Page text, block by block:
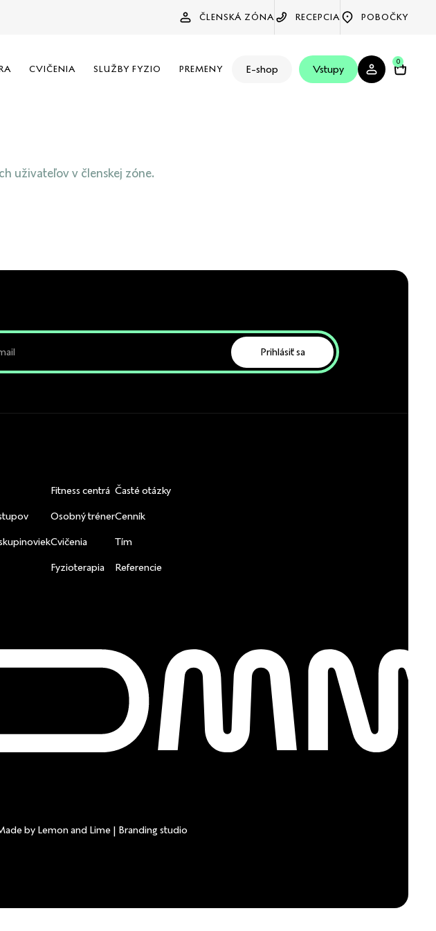
ČLENSKÁ ZÓNA RECEPCIA POBOČKY
CVIČENIA SLUŽBY FYZIO PREMENY E-shop Vstupy
0
uživateľov v členskej zóne.
Prihlásiť sa
Fitness centrá
Osobný tréner
Cvičenia
Fyzioterapia
Časté otázky
Cenník
Tím
Referencie
by Lemon and Lime | Branding studio